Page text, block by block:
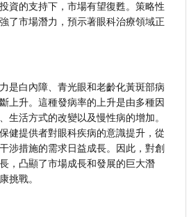
資的支持下，市場有望復甦。策略性
了市場潛力，預示著眼科治療領域正
是白內障、青光眼和老齡化黃斑部病
上升。這種發病率的上升是由多種因
生活方式的改變以及慢性病的增加。
健提供者對眼科疾病的意識提升，從
涉措施的需求日益成長。因此，對創
，凸顯了市場成長和發展的巨大潛
挑戰。